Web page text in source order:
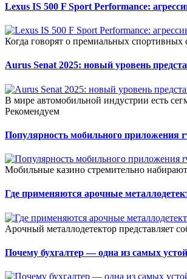
Lexus IS 500 F Sport Performance:
Когда говорят о премиальных спортивных
Aurus Senat 2025: новый уровень
В мире автомобильной индустрии есть
Рекомендуем
Популярность мобильного приложения
Мобильные казино стремительно
Где применяются арочные
Арочный металлодетектор представляет
Почему бухгалтер — одна из самых